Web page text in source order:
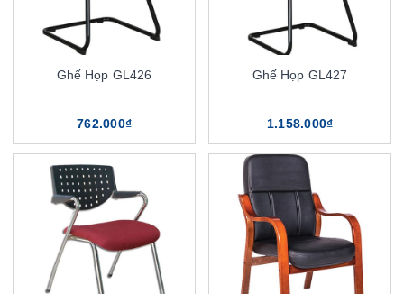
Ghế Họp GL426
762.000₫
Ghế Họp GL427
1.158.000₫